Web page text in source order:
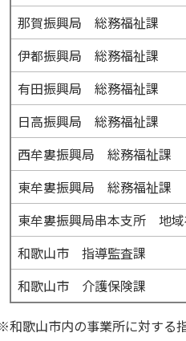
那賀振興局 総務福祉課
伊都振興局 総務福祉課
有田振興局 総務福祉課
日高振興局 総務福祉課
西牟婁振興局 総務福祉課
東牟婁振興局 総務福祉課
東牟婁振興局串本支所 地
和歌山市 指導監査課
和歌山市 介護保険課
和歌山市内の事業所に対する